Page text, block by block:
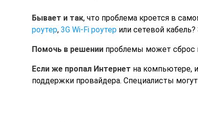
Бывает и так, что проблема кроется в
роутер, 3G Wi-Fi роутерили сетевой
Помочь в решениипроблемы может сброс
Если же пропал Интернет на компьютере,
поддержки провайдера. Специалисты